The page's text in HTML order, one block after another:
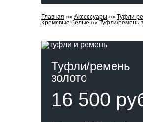
Главная »» Аксессуары »» Туфли
Кремовые белые »» Туфли/ремень
Туфли/ремень
золото
16 500